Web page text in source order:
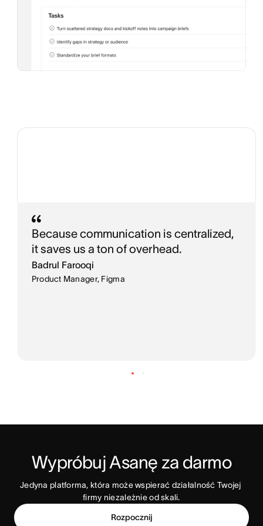
Because communication is centralized,
it saves us a ton of overhead.
Badrul Farooqi
Product Manager, Figma
Wypróbuj Asanę za darmo
Jedyna platforma, która może wspierać działalność Twojej
firmy niezależnie od skali.
Rozpocznij